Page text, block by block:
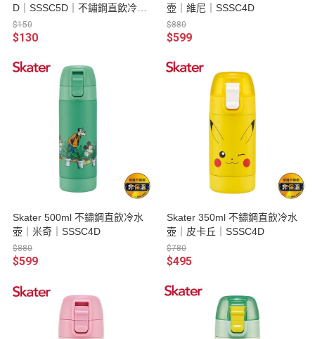
D｜SSSC5D｜不鏽鋼直飲冷水
壺
$150
$130
壺｜維尼｜SSSC4D
$880
$599
Skater 500ml 不鏽鋼直飲冷水
壺｜米奇｜SSSC4D
$880
$599
Skater 350ml 不鏽鋼直飲冷水
壺｜皮卡丘｜SSSC4D
$780
$495